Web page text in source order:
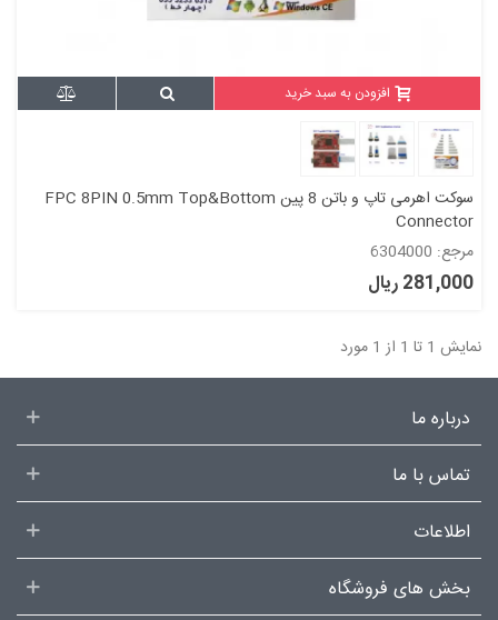
افزودن به سبد خرید
سوکت اهرمی تاپ و باتن 8 پین FPC 8PIN 0.5mm Top&Bottom
Connector
مرجع: 6304000
281,000 ریال
نمایش 1 تا 1 از 1 مورد
درباره ما
تماس با ما
اطلاعات
بخش های فروشگاه